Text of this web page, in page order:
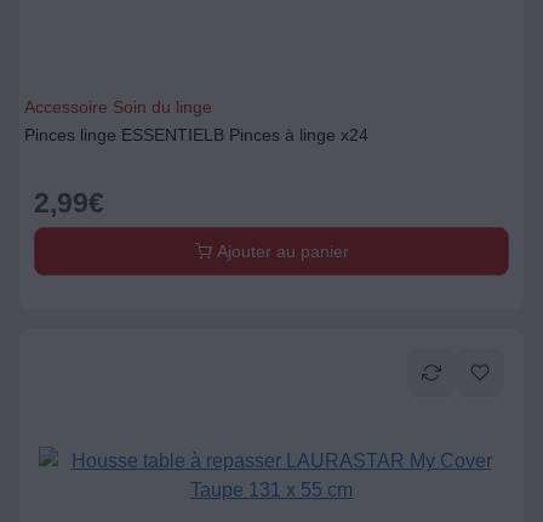
Accessoire Soin du linge
Pinces linge ESSENTIELB Pinces à linge x24
2,99€
Ajouter au panier